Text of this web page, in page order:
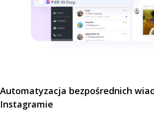
Automatyzacja bezpośrednich
Instagramie